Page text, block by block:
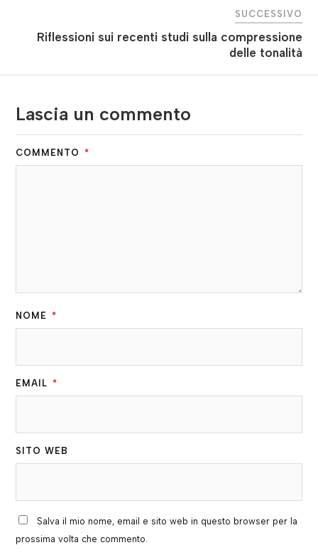
SUCCESSIVO
Riflessioni sui recenti studi sulla compressione
delle tonalità
Lascia un commento
COMMENTO *
NOME *
EMAIL *
SITO WEB
Salva il mio nome, email e sito web in questo browser per la
prossima volta che commento.